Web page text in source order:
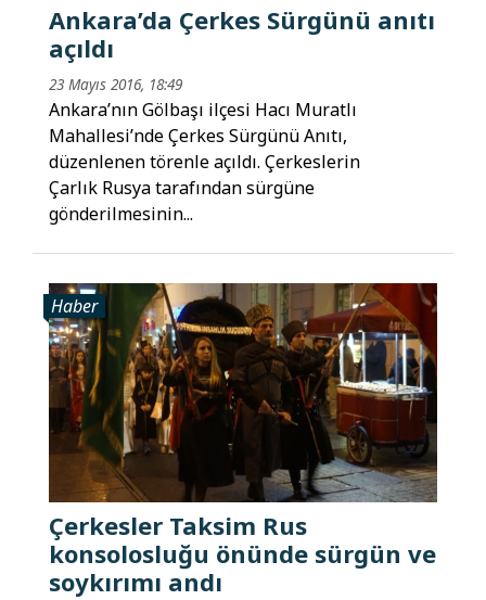
Ankara’da Çerkes Sürgünü anıtı
açıldı
23 Mayıs 2016, 18:49
Ankara’nın Gölbaşı ilçesi Hacı Muratlı
Mahallesi’nde Çerkes Sürgünü Anıtı,
düzenlenen törenle açıldı. Çerkeslerin
Çarlık Rusya tarafından sürgüne
gönderilmesinin...
Haber
Çerkesler Taksim Rus
konsolosluğu önünde sürgün ve
soykırımı andı